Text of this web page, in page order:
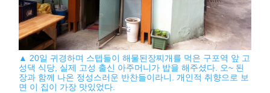
▲ 20일 귀경하며 스텝들이 해물된장찌개를 먹은 구포역 앞 고
성댁 식당, 실제 고성 출신 아주머니가 밥을 해주셨다. 오~ 된
장과 함께 나온 정성스러운 반찬들이라니. 개인적 취향으로 보
면 이 집이 가장 맛있었다.